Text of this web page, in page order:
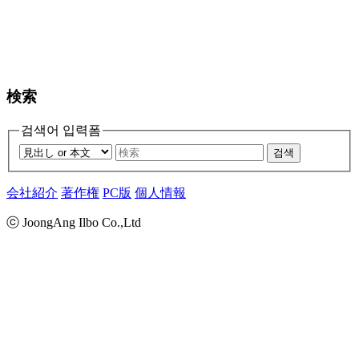
検索
검색어 입력폼
검색
会社紹介 著作権 PC版 個人情報
ⓒ JoongAng Ilbo Co.,Ltd